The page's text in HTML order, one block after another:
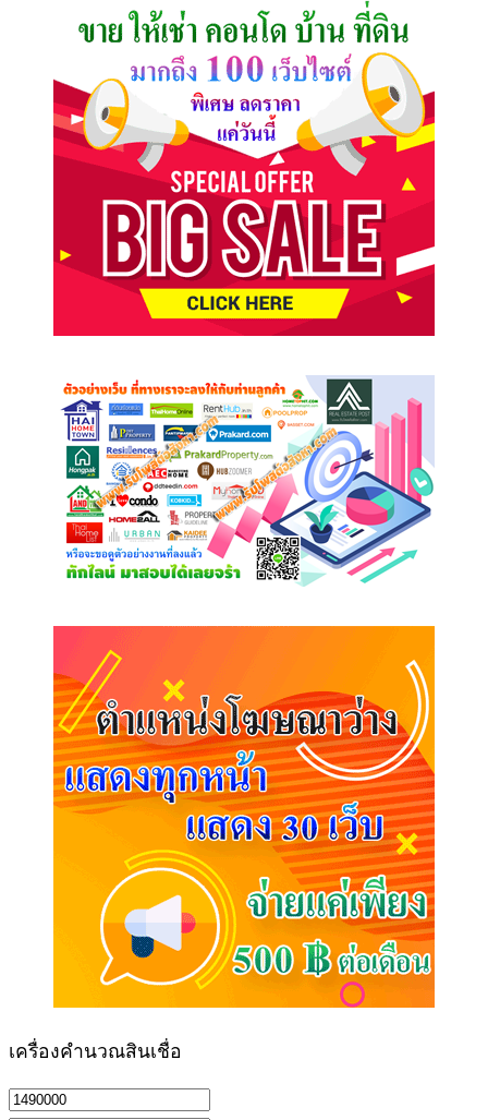
เครื่องคำนวณสินเชื่อ